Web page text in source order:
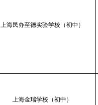
上海民办至德实验学校（初中）
上海金瑞学校（初中）